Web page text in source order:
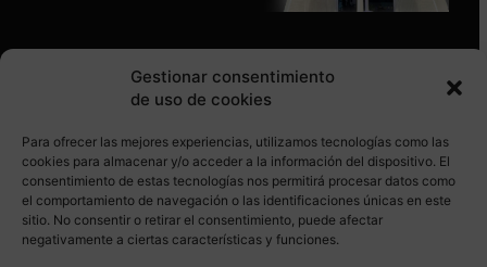
Gestionar consentimiento
de uso de cookies
Para ofrecer las mejores experiencias, utilizamos tecnologías como las
cookies para almacenar y/o acceder a la información del dispositivo. El
consentimiento de estas tecnologías nos permitirá procesar datos como
el comportamiento de navegación o las identificaciones únicas en este
sitio. No consentir o retirar el consentimiento, puede afectar
negativamente a ciertas características y funciones.
SÍGUENOS EN REDES SOCIALES